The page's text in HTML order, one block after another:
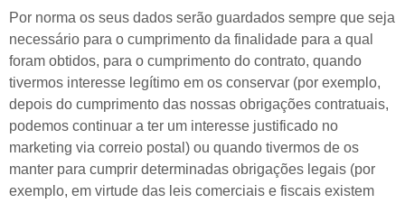
Por norma os seus dados serão guardados sempre que seja
necessário para o cumprimento da finalidade para a qual
foram obtidos, para o cumprimento do contrato, quando
tivermos interesse legítimo em os conservar (por exemplo,
depois do cumprimento das nossas obrigações contratuais,
podemos continuar a ter um interesse justificado no
marketing via correio postal) ou quando tivermos de os
manter para cumprir determinadas obrigações legais (por
exemplo, em virtude das leis comerciais e fiscais existem